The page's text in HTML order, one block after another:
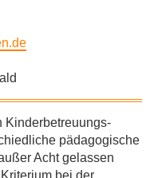
Kinder­betreuungs­
pädagogische
Acht gelassen